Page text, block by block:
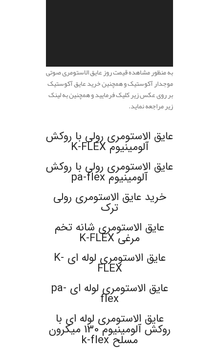
به منظور مشاهده قیمت روز عایق الاستومری صوتی
موجدار آکوستیک و همچنین خرید عایق آکوستیک
بر روی عکس زیر کلیک فرمایید و همچنین به لینک
زیر مراجعه نماید.
عایق الاستومری رولی با روکش
آلومینیوم K-FLEX
عایق الاستومری رولی با روکش
آلومینیوم pa-flex
خرید عایق الاستومری رولی
ترک
عایق الاستومری شانه تخم
مرغی K-FLEX
عایق الاستومری لوله ای K-
FLEX
عایق الاستومری لوله ای pa-
flex
عایق الاستومری لوله ای با
روکش آلومینیوم 130 میکرون
مسلح k-flex